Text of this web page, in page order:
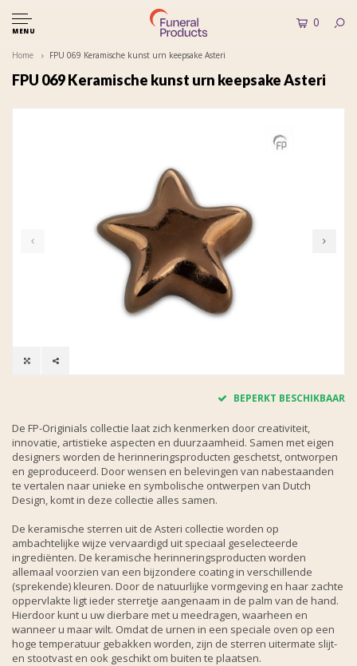
MENU
0
Home FPU 069 Keramische kunst urn keepsake Asteri
FPU 069 Keramische kunst urn keepsake Asteri
BEPERKT BESCHIKBAAR
De FP-Originials collectie laat zich kenmerken door creativiteit,
innovatie, artistieke aspecten en duurzaamheid. Samen met eigen
designers worden de herinneringsproducten geschetst, ontworpen
en geproduceerd. Door wensen en belevingen van nabestaanden
te vertalen naar unieke en symbolische ontwerpen van Dutch
Design, komt in deze collectie alles samen.
De keramische sterren uit de Asteri collectie worden op
ambachtelijke wijze vervaardigd uit speciaal geselecteerde
ingrediënten. De keramische herinneringsproducten worden
allemaal voorzien van een bijzondere coating in verschillende
(sprekende) kleuren. Door de natuurlijke vormgeving en haar zachte
oppervlakte ligt ieder sterretje aangenaam in de palm van de hand.
Hierdoor kunt u uw dierbare met u meedragen, waarheen en
wanneer u maar wilt. Omdat de urnen in een speciale oven op een
hoge temperatuur gebakken worden, zijn de sterren uitermate slijt-
en stootvast en ook geschikt om buiten te plaatsen.